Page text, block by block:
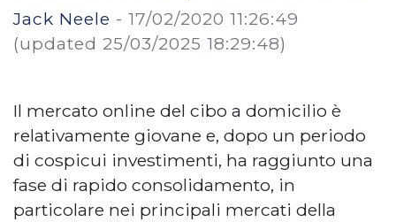
Jack Neele - 17/02/2020 11:26:49
(updated 25/03/2025 18:29:48)
Il mercato online del cibo a domicilio è
relativamente giovane e, dopo un periodo
di cospicui investimenti, ha raggiunto una
fase di rapido consolidamento, in
particolare nei principali mercati della